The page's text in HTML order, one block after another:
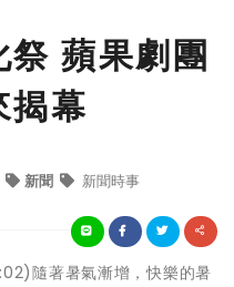
蘋果劇團
揭幕
新聞 新聞時事
隨著暑氣漸增，快樂的暑